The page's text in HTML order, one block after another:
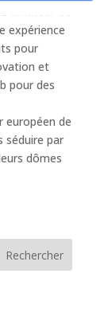
expérience
pour
et
pour des
européen de
séduire par
dômes
Rechercher